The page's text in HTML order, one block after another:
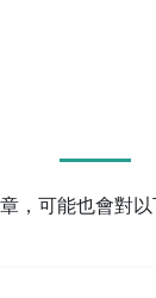
，可能也會對